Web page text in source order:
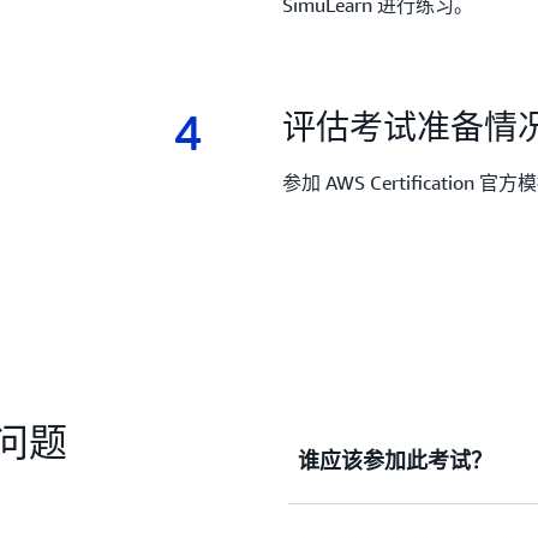
SimuLearn 进行练习。
4 4.
评估考试准备情
参加 AWS Certification 官方模
题 谁应该参加此考试？